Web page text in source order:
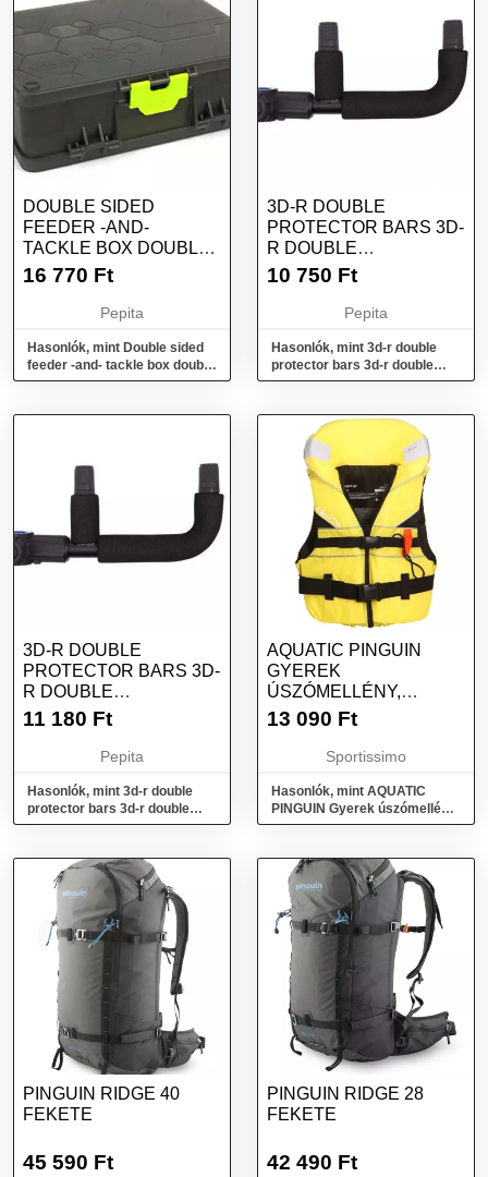
DOUBLE SIDED
FEEDER -AND-
TACKLE BOX DOUBLE
SIDED FEEDER -AND-
16 770 Ft
Pepita
Hasonlók, mint Double sided
feeder -and- tackle box double
sided feeder -and- ta...
3D-R DOUBLE
PROTECTOR BARS 3D-
R DOUBLE
PROTECTOR BAR
10 750 Ft
Pepita
Hasonlók, mint 3d-r double
protector bars 3d-r double
protector bar short
3D-R DOUBLE
PROTECTOR BARS 3D-
R DOUBLE
PROTECTOR BAR
11 180 Ft
Pepita
Hasonlók, mint 3d-r double
protector bars 3d-r double
protector bar long
AQUATIC PINGUIN
GYEREK
ÚSZÓMELLÉNY,
SÁRGA, MÉRET
13 090 Ft
Sportissimo
Hasonlók, mint AQUATIC
PINGUIN Gyerek úszómellény,
sárga, méret
PINGUIN RIDGE 40
FEKETE
45 590 Ft
PINGUIN RIDGE 28
FEKETE
42 490 Ft